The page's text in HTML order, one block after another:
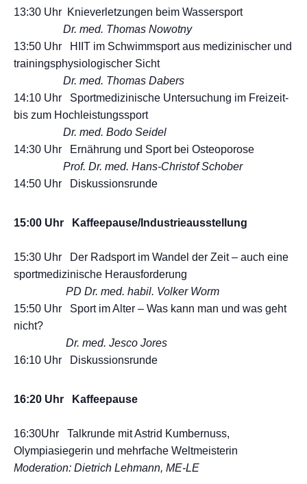
13:30 Uhr Knieverletzungen beim Wassersport
Dr. med. Thomas Nowotny
13:50 Uhr HIIT im Schwimmsport aus medizinischer und
trainingsphysiologischer Sicht
Dr. med. Thomas Dabers
14:10 Uhr Sportmedizinische Untersuchung im Freizeit-
bis zum Hochleistungssport
Dr. med. Bodo Seidel
14:30 Uhr Ernährung und Sport bei Osteoporose
Prof. Dr. med. Hans-Christof Schober
14:50 Uhr Diskussionsrunde
15:00 Uhr Kaffeepause/Industrieausstellung
15:30 Uhr Der Radsport im Wandel der Zeit – auch eine
sportmedizinische Herausforderung
PD Dr. med. habil. Volker Worm
15:50 Uhr Sport im Alter – Was kann man und was geht
nicht?
Dr. med. Jesco Jores
16:10 Uhr Diskussionsrunde
16:20 Uhr Kaffeepause
16:30Uhr Talkrunde mit Astrid Kumbernuss,
Olympiasiegerin und mehrfache Weltmeisterin
Moderation: Dietrich Lehmann, ME-LE